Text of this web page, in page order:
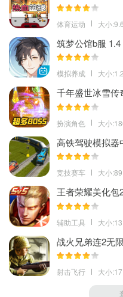
放心的观看;
软件优势
1、汇聚了经典的中文儿歌，
包含了各种时下热门的英文歌曲;
2、小猪佩奇、巴拉拉小魔仙
在动画中开发智力，健康快乐
3、整合了国内外的各种故事
经典的格林童话等，高质量的
4、免费无广告，高速的下载
子观看一定时间后会自动的锁
体育运动 大小
筑梦公馆b服
模拟养成 大小
千年盛世冰雪传
扮演角色 大小
高铁驾驶模拟器
竞技赛车 大小
王者荣耀美化包
安卓版
辅助工具 大小
战火兄弟连2无
安卓版
射击飞行 大小